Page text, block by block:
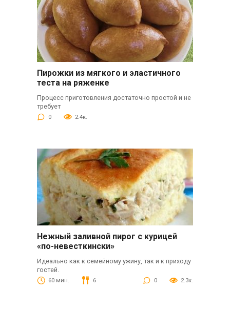
Пирожки из мягкого и эластичного
теста на ряженке
Процесс приготовления достаточно простой и не
требует
0 2.4к.
Нежный заливной пирог с курицей
«по-невесткински»
Идеально как к семейному ужину, так и к приходу
гостей.
60 мин. 6 0 2.3к.